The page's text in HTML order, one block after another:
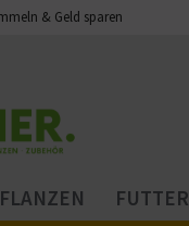
& Geld sparen
FUTTER